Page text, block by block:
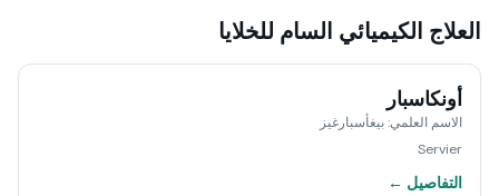
العلاج الكيميائي السام للخلايا
أونكاسبار
الاسم العلمي:بيغأسبارغيز
Servier
التفاصيل ←